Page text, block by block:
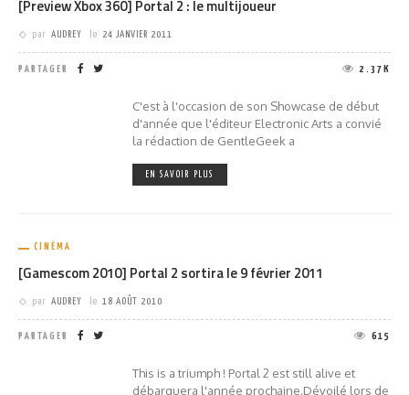
[Preview Xbox 360] Portal 2 : le multijoueur
par AUDREY le 24 JANVIER 2011
PARTAGER 2.37K
C'est à l'occasion de son Showcase de début
d'année que l'éditeur Electronic Arts a convié
la rédaction de GentleGeek a
EN SAVOIR PLUS
CINÉMA
[Gamescom 2010] Portal 2 sortira le 9 février 2011
par AUDREY le 18 AOÛT 2010
PARTAGER 615
This is a triumph ! Portal 2 est still alive et
débarquera l'année prochaine.Dévoilé lors de